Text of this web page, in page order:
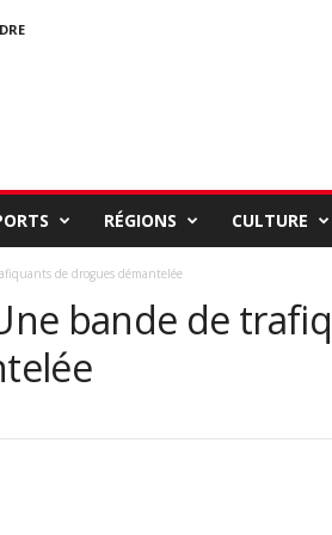
RÉGIONS CULTURE
de drogues démantelée
bande de